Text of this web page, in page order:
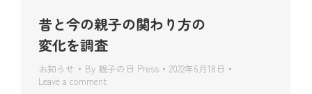
昔と今の親子の関わり方の
変化を調査
お知らせ By 親子の日 Press
2022年6月18日
Leave a comment